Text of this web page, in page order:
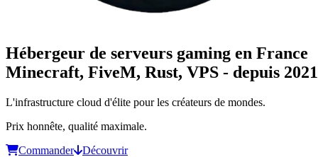
Hébergeur de serveurs gaming en France
Minecraft, FiveM, Rust, VPS - depuis
L'infrastructure cloud d'élite pour les créateurs de mondes.
Prix honnête, qualité maximale.
Commander
Découvrir